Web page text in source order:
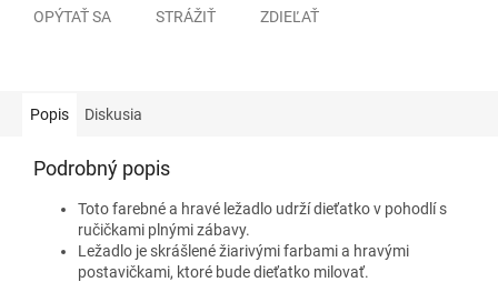
OPÝTAŤ SA STRÁŽIŤ ZDIEĽAŤ
Popis Diskusia
Podrobný popis
Toto farebné a hravé ležadlo udrží dieťatko v pohodlí s
ručičkami plnými zábavy.
Ležadlo je skrášlené žiarivými farbami a hravými
postavičkami, ktoré bude dieťatko milovať.